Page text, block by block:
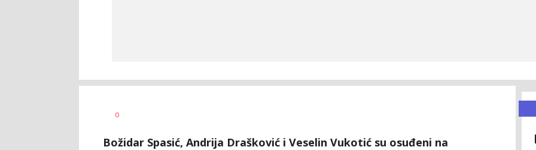
0
Božidar Spasić, Andrija Drašković i Veselin Vukotić su osuđeni na